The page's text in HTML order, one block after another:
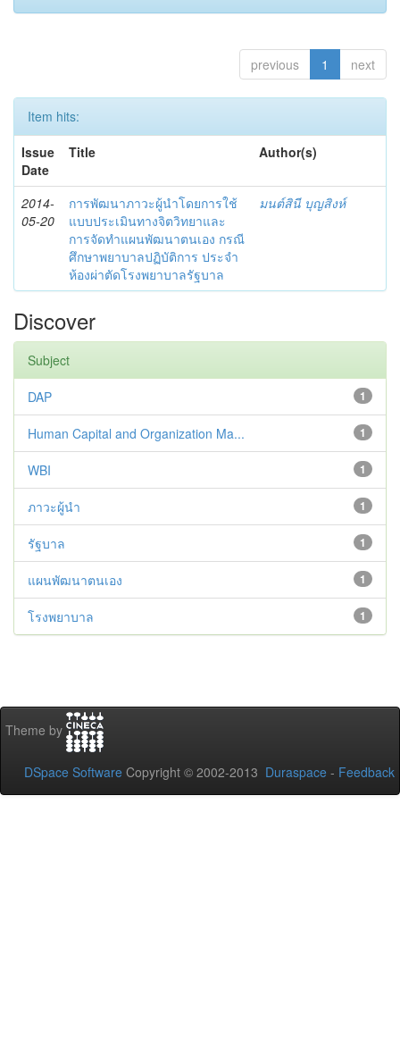
previous 1 next
Item hits:
Issue
Date
Title Author(s)
2014-
05-20
การพัฒนาภาวะผู้นำโดยการใช้
แบบประเมินทางจิตวิทยาและ
การจัดทำแผนพัฒนาตนเอง กรณี
ศึกษาพยาบาลปฏิบัติการ ประจำ
ห้องผ่าตัดโรงพยาบาลรัฐบาล
มนต์สินี บุญสิงห์
Discover
Subject
1
DAP
1
Human Capital and Organization Ma...
1
WBI
1
ภาวะผู้นำ
1
รัฐบาล
1
แผนพัฒนาตนเอง
1
โรงพยาบาล
Theme by
DSpace Software Copyright © 2002-2013 Duraspace - Feedback